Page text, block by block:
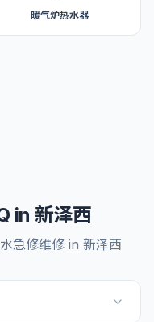
暖气炉热水器
in 新泽西
急修维修 in 新泽西